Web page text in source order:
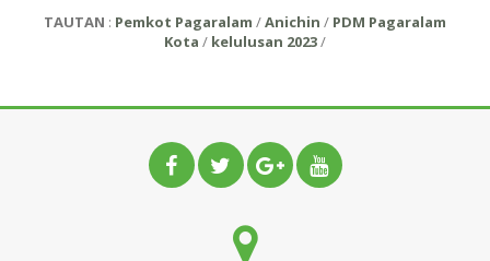
TAUTAN : Pemkot Pagaralam /Anichin / PDM Pagaralam
Kota / kelulusan 2023/